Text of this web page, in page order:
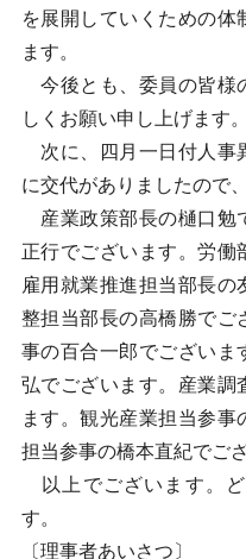
を展開していくための体
ます。
今後とも、委員の皆様
しくお願い申し上げます。
次に、四月一日付人事
に交代がありましたので
産業政策部長の樋口勉
正行でございます。労働
雇用就業推進担当部長の
整担当部長の高橋勝でご
事の百合一郎でございま
弘でございます。産業調
ます。観光産業担当参
担当参事の橋本直紀でご
以上でございます。ど
す。
〔理事者あいさつ〕